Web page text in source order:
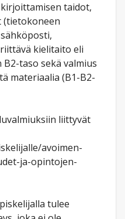
taidot,
kielitaito eli
taso sekä valmius
materiaalia (B1-B2-
liittyvät
avoimen-
ja-opintojen-
tulee